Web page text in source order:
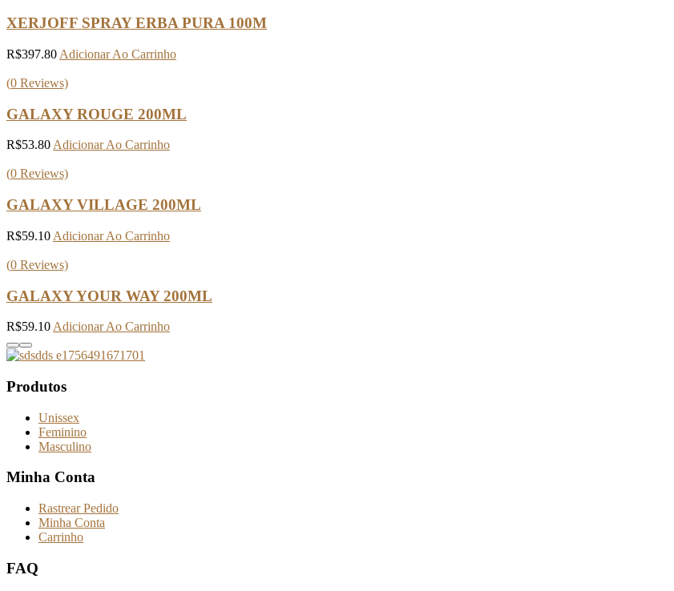
XERJOFF SPRAY ERBA PURA 100M
R$397.80 Adicionar Ao Carrinho
(0 Reviews)
GALAXY ROUGE 200ML
R$53.80 Adicionar Ao Carrinho
(0 Reviews)
GALAXY VILLAGE 200ML
R$59.10 Adicionar Ao Carrinho
(0 Reviews)
GALAXY YOUR WAY 200ML
R$59.10 Adicionar Ao Carrinho
Produtos
Unissex
Feminino
Masculino
Minha Conta
Rastrear Pedido
Minha Conta
Carrinho
FAQ